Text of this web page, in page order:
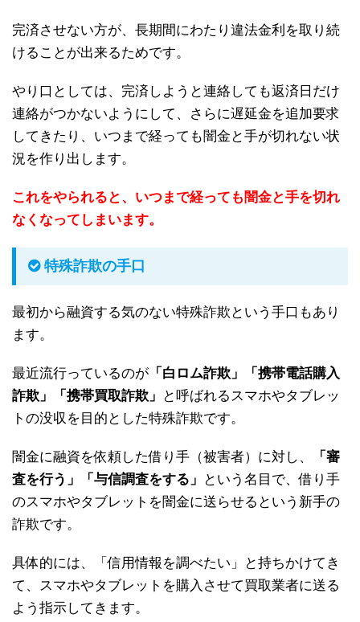
完済させない方が、長期間にわたり違法金利を取り続
けることが出来るためです。
やり口としては、完済しようと連絡しても返済日だけ
連絡がつかないようにして、さらに遅延金を追加要求
してきたり、いつまで経っても闇金と手が切れない状
況を作り出します。
これをやられると、いつまで経っても闇金と手を切れ
なくなってしまいます。
特殊詐欺の手口
最初から融資する気のない特殊詐欺という手口もあり
ます。
最近流行っているのが 「白ロム詐欺」「携帯電話購入
詐欺」「携帯買取詐欺」
と呼ばれるスマホやタブレッ
トの没収を目的とした特殊詐欺です。
闇金に融資を依頼した借り手（被害者）に対し、
「審
査を行う」「与信調査をする」
という名目で、借り手
のスマホやタブレットを闇金に送らせるという新手の
詐欺です。
具体的には、「信用情報を調べたい」と持ちかけてき
て、スマホやタブレットを購入させて買取業者に送る
よう指示してきます。